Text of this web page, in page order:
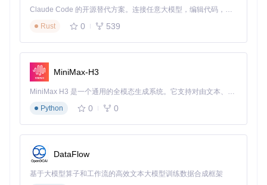
设备管理器错误数量
显示异常发生频率
驱动安装失败记录
环境准备阶段
系统保护配置
条件：任何驱动清理操作前
行动：创建系统还原点（控制面板→系统→系统保护→创
验证：确认还原点创建时间戳与当前操作时间一致
网络隔离措施
条件：进入安全模式前
Claude Code 的开源替代方案。连接任意大模型，编辑代码，运行命令，自动验证 — 全自动执行。用 Rust 构建，极致性能。 ｜ An open-source alternative to Claude Code. Connect any LLM, edit code, run commands, and verify changes — autonomously. Built in Rust for speed. Get Started
Rust
0 539
MiniMax-H3
MiniMax H3 是一个通用的全模态生成系统。它支持对由文本、图像、视频和音频组成的多模态上下文进行统一理解，并能生成分辨率高达 2K、时长可达 15 秒的带原生立体声音频的视频。得益于面向任务泛化的系统设计，H3 在预训练阶段就已具备广泛的多模态上下文理解与生成能力，能够出色地执行复杂的多模态指令。
Python
0 0
DataFlow
基于大模型算子和工作流的高效文本大模型训练数据合成框架